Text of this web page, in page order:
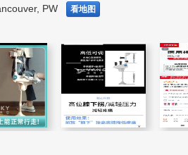
PW
看地图